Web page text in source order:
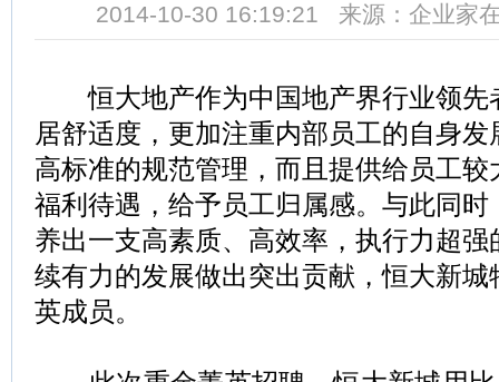
2014-10-30 16:19:21 来源：企业家
恒大地产作为中国地产界行业领先
居舒适度，更加注重内部员工的自身
高标准的规范管理，而且提供给员工
福利待遇，给予员工归属感。与此同
养出一支高素质、高效率，执行力超
续有力的发展做出突出贡献，恒大新
英成员。